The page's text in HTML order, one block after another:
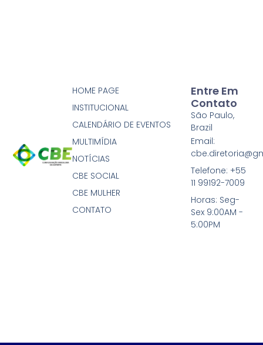
HOME PAGE
INSTITUCIONAL
CALENDÁRIO DE EVENTOS
MULTIMÍDIA
NOTÍCIAS
CBE SOCIAL
CBE MULHER
CONTATO
Entre Em
Contato
São Paulo,
Brazil
Email:
Telefone: +55
11 99192-7009
Horas: Seg-
Sex 9:00AM -
5:00PM